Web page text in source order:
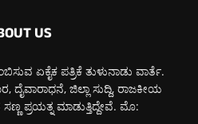
US
ಏಕೈಕ ಪತ್ರಿಕೆ ತುಳುನಾಡು ವಾರ್ತೆ.
ದೈವಾರಾಧನೆ, ಜಿಲ್ಲಾ ಸುದ್ದಿ, ರಾಜಕೀಯ
ಪ್ರಯತ್ನ ಮಾಡುತ್ತಿದ್ದೇವೆ. ಮೊ: